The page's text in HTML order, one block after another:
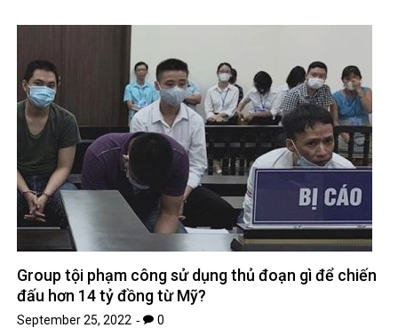
Group tội phạm công sử dụng thủ đoạn gì để chiến
đấu hơn 14 tỷ đồng từ Mỹ?
September 25, 2022 0